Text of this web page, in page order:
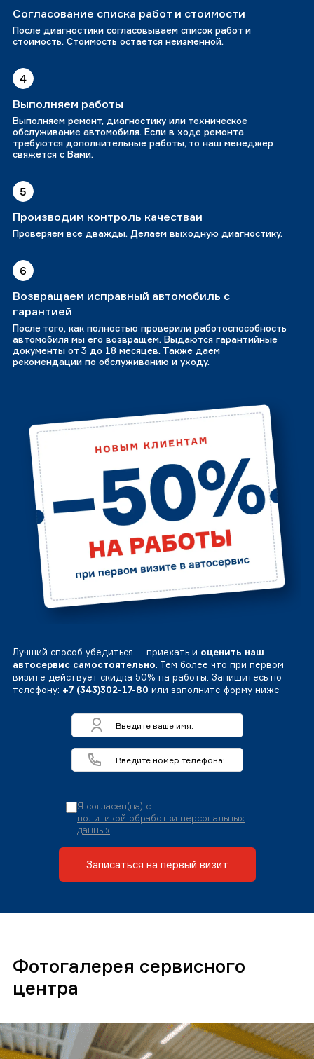
Согласование списка работ и стоимости
После диагностики согласовываем список работ и
стоимость. Стоимость остается неизменной.
4
Выполняем работы
Выполняем ремонт, диагностику или техническое
обслуживание автомобиля. Если в ходе ремонта
требуются дополнительные работы, то наш менеджер
свяжется с Вами.
5
Производим контроль качестваи
Проверяем все дважды. Делаем выходную диагностику.
6
Возвращаем исправный автомобиль с
гарантией
После того, как полностью проверили работоспособность
автомобиля мы его возвращем. Выдаются гарантийные
документы от 3 до 18 месяцев. Также даем
рекомендации по обслуживанию и уходу.
Лучший способ убедиться — приехать и оценить наш
автосервис самостоятельно. Тем более что при первом
визите действует скидка 50% на работы. Запишитесь по
телефону: +7 (343)302-17-80 или заполните форму ниже
Я согласен(на) с
политикой обработки персональных
данных
Записаться на первый визит
Фотогалерея сервисного
центра